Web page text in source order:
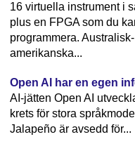
16 virtuella instrument i
plus en FPGA som du
programmera. Australisk-
amerikanska...
Open AI har en egen
AI-jätten Open AI
krets för stora
Jalapeño är avsedd för...